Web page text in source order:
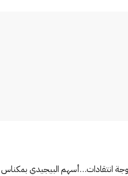
انتقادات…أسهم البيجيدي بمكناس